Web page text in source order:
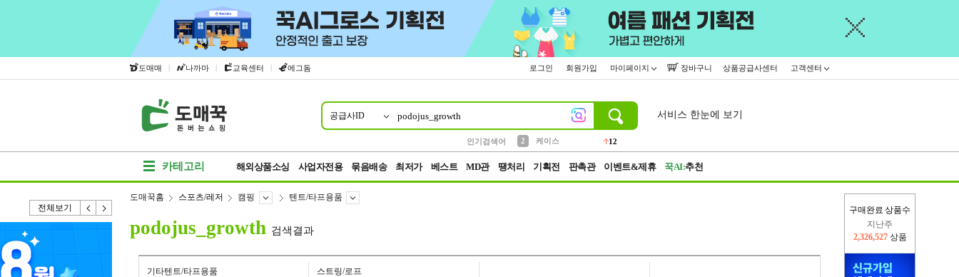
도매매 | 나까마 | 교육센터 | 에그돔 로그인 회원가입 마이페이지 장바구니 상품공급사센터 고객센터
공급사ID
인기검색어
2
케이스
12
서비스 한눈에 보기
카테고리 해외상품소싱 사업자전용 묶음배송 최저가 베스트 MD관 땡처리 기획전 판촉관 이벤트&제휴 꾹AI:추천
전체보기
구매완료 상품수
지난주
2,326,527 상품
도매꾹홈 스포츠/레저 캠핑 텐트/타프용품
podojus_growth 검색결과
기타텐트/타프용품 스트링/로프